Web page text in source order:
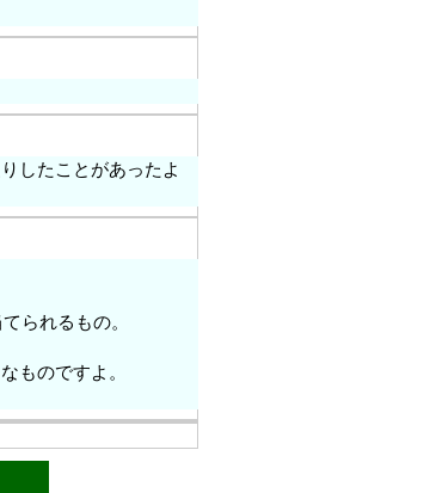
したことがあったよ
られるもの。
ものですよ。